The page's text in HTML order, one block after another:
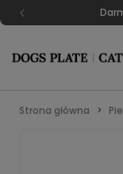
Strona główna